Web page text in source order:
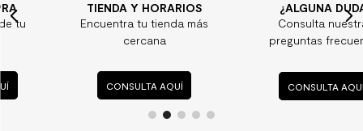
TIENDA Y HORARIOS
Encuentra tu tienda más
CONSULTA AQUÍ
¿ALGUNA DUDA?
Consulta nuestras
preguntas frecuentes
CONSULTA AQUÍ